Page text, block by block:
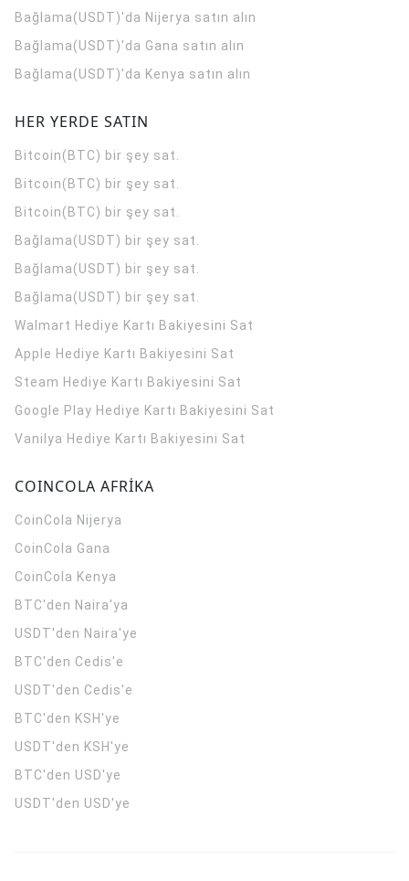
Bağlama(USDT)'da Nijerya satın alın
Bağlama(USDT)'da Gana satın alın
Bağlama(USDT)'da Kenya satın alın
HER YERDE SATIN
Bitcoin(BTC) bir şey sat.
Bitcoin(BTC) bir şey sat.
Bitcoin(BTC) bir şey sat.
Bağlama(USDT) bir şey sat.
Bağlama(USDT) bir şey sat.
Bağlama(USDT) bir şey sat.
Walmart Hediye Kartı Bakiyesini Sat
Apple Hediye Kartı Bakiyesini Sat
Steam Hediye Kartı Bakiyesini Sat
Google Play Hediye Kartı Bakiyesini Sat
Vanilya Hediye Kartı Bakiyesini Sat
COINCOLA AFRİKA
CoinCola Nijerya
CoinCola Gana
CoinCola Kenya
BTC'den Naira'ya
USDT'den Naira'ye
BTC'den Cedis'e
USDT'den Cedis'e
BTC'den KSH'ye
USDT'den KSH'ye
BTC'den USD'ye
USDT'den USD'ye